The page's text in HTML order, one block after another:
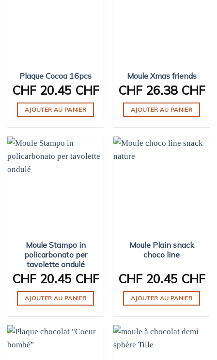
Plaque Cocoa 16pcs
CHF20.45 CHF
AJOUTER AU PANIER
Moule Xmas friends
CHF26.38 CHF
AJOUTER AU PANIER
Moule Stampo in
policarbonato per
tavolette ondulé
CHF20.45 CHF
AJOUTER AU PANIER
Moule Plain snack
choco line
CHF20.45 CHF
AJOUTER AU PANIER